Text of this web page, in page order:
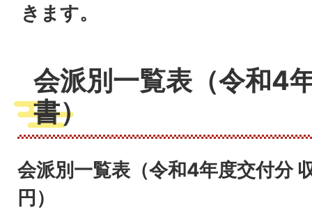
きます。
会派別一覧表（令和4
書）
会派別一覧表（令和4年度交付分
円）